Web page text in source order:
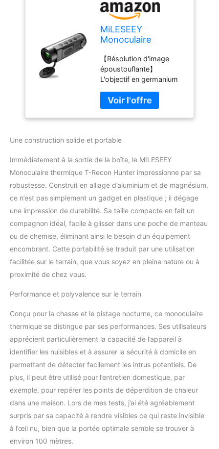
MiLESEEY
Monoculaire
Scout, 256 x 192
(25 Hz) TNV10
Aircraft Mg-Al en
alliage thermique,
imageur thermique
portable, vision
nocturne
【Résolution d'image
époustouflante】
L'objectif en germanium
associé à une résolution
infrarouge de 256 x 192
vous offre des détails
inégalés dans les images.
distance maximale de
580 mètres. Imagerie
thermique cristalline qui
【L'expérience de la
crème de la culture】
Avec une portée de
détection atteignant 600
objets de 1,8 m, un zoom
numérique 4x avec un
vision de 14,5 ° x 11 °
concentrer sur les cibles
thermiques éloignées.
Poignée de qualité
résistant aux chocs : le
boîtier léger en alliage
d'aluminium de
magnésium répond aux
normes aérospatiales en
matière de résistance et
de durabilité. Avec
étanchéité IP65, il résiste
Une construction solide et portable
Immédiatement à la sortie de la boîte, le MILESEEY
Monoculaire thermique T-Recon Hunter impressionne par sa
robustesse. Construit en alliage d’aluminium et de magnésium,
ce n’est pas simplement un gadget en plastique ; il dégage
une impression de durabilité. Sa taille compacte en fait un
compagnon idéal, facile à glisser dans une poche de manteau
ou de chemise, éliminant ainsi le besoin d’un équipement
encombrant. Cette portabilité se traduit par une utilisation
facilitée sur le terrain, que vous soyez en pleine nature ou à
proximité de chez vous.
Performance et polyvalence sur le terrain
Conçu pour la chasse et le pistage nocturne, ce monoculaire
thermique se distingue par ses performances. Ses utilisateurs
apprécient particulièrement la capacité de l’appareil à
identifier les nuisibles et à assurer la sécurité à domicile en
permettant de détecter facilement les intrus potentiels. De
plus, il peut être utilisé pour l’entretien domestique, par
exemple, pour repérer les points de déperdition de chaleur
dans une maison. Lors de mes tests, j’ai été agréablement
surpris par sa capacité à rendre visibles ce qui reste invisible
à l’œil nu, bien que la portée optimale semble se trouver à
environ 100 mètres.